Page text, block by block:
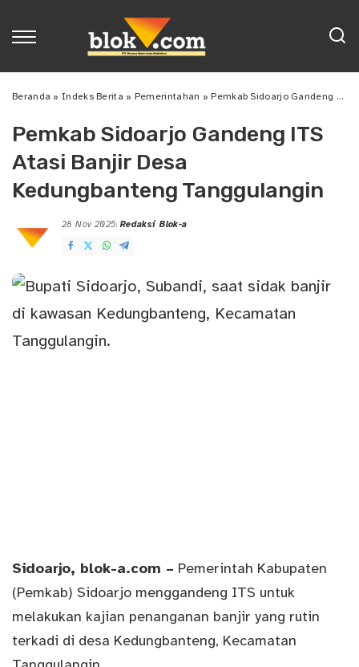
Beranda »Indeks Berita » Pemerintahan »Pemkab Sidoarjo Gandeng ITS Atasi Banjir Desa Kedungbanteng Tanggulangin
Pemkab Sidoarjo Gandeng ITS
Atasi Banjir Desa
Kedungbanteng Tanggulangin
28 Nov 2025
Posted
by
Redaksi Blok-a
Sidoarjo, blok-a.com – Pemerintah Kabupaten
(Pemkab) Sidoarjo menggandeng ITS untuk
melakukan kajian penanganan banjir yang rutin
terkadi di desa Kedungbanteng, Kecamatan